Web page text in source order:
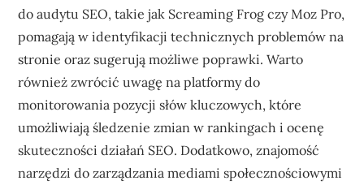
do audytu SEO, takie jak Screaming Frog czy Moz Pro,
pomagają w identyfikacji technicznych problemów na
stronie oraz sugerują możliwe poprawki. Warto
również zwrócić uwagę na platformy do
monitorowania pozycji słów kluczowych, które
umożliwiają śledzenie zmian w rankingach i ocenę
skuteczności działań SEO. Dodatkowo, znajomość
narzędzi do zarządzania mediami społecznościowymi